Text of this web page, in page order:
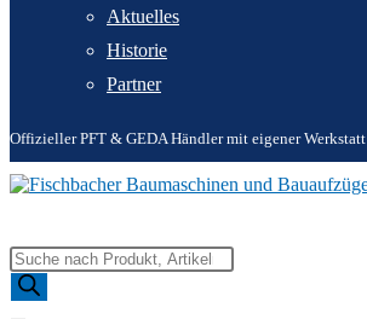
Aktuelles
Historie
Partner
Offizieller PFT & GEDA Händler mit eigener Werkstatt
Products
search